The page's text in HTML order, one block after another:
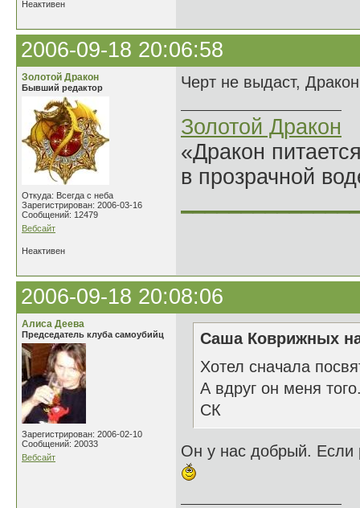
Неактивен
2006-09-18 20:06:58
Золотой Дракон
Бывший редактор
Откуда: Всегда с неба
Зарегистрирован: 2006-03-16
Сообщений: 12479
Вебсайт
Черт не выдаст,
Золотой Дракон
«Дракон
в прозрачной
Неактивен
2006-09-18 20:08:06
Алиса Деева
Председатель клуба самоубийц
Зарегистрирован: 2006-02-10
Сообщений: 20033
Вебсайт
Саша Коврижных
Хотел сначала
А вдруг он меня
СК
Он у нас добрый. Если